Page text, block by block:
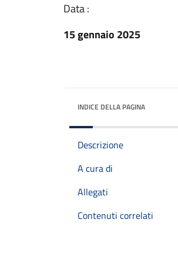
Data :
15 gennaio 2025
INDICE DELLA PAGINA
Descrizione
A cura di
Allegati
Contenuti correlati